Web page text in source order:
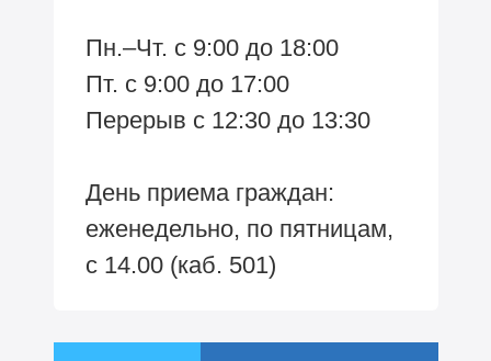
Пн.–Чт. с 9:00 до 18:00
Пт. с 9:00 до 17:00
Перерыв с 12:30 до 13:30
День приема граждан:
еженедельно, по пятницам,
с 14.00 (каб. 501)